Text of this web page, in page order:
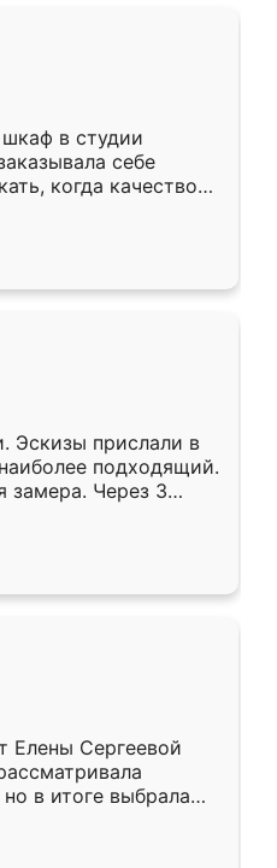
в студии
себе
когда качеством
кухня уже почти
Эскизы прислали в
подходящий.
замера. Через 3
готова. Остались
Ренессанс
работу!
Елены Сергеевой
в итоге выбрала
условия, потом
спокойно объяснил